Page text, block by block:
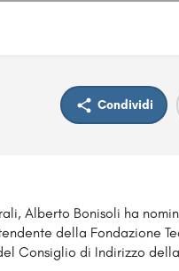
Condividi
Alberto Bonisoli ha
della Fondazione
Consiglio di Indirizzo